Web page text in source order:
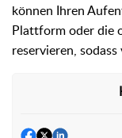
können Ihren
Plattform oder die
reservieren,